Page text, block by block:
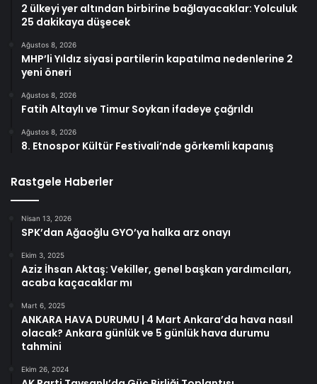
2 ülkeyi yer altından birbirine bağlayacaklar: Yolculuk
25 dakikaya düşecek
Ağustos 8, 2026
MHP’li Yıldız siyasi partilerin kapatılma nedenlerine 2
yeni öneri
Ağustos 8, 2026
Fatih Altaylı ve Timur Soykan ifadeye çağrıldı
Ağustos 8, 2026
8. Etnospor Kültür Festivali’nde görkemli kapanış
Rastgele Haberler
Nisan 13, 2026
SPK’dan Ağaoğlu GYO’ya halka arz onayı
Ekim 3, 2025
Aziz İhsan Aktaş: Vekiller, genel başkan yardımcıları,
acaba kaçacaklar mı
Mart 6, 2025
ANKARA HAVA DURUMU | 4 Mart Ankara’da hava nasıl
olacak? Ankara günlük ve 5 günlük hava durumu
tahmini
Ekim 26, 2024